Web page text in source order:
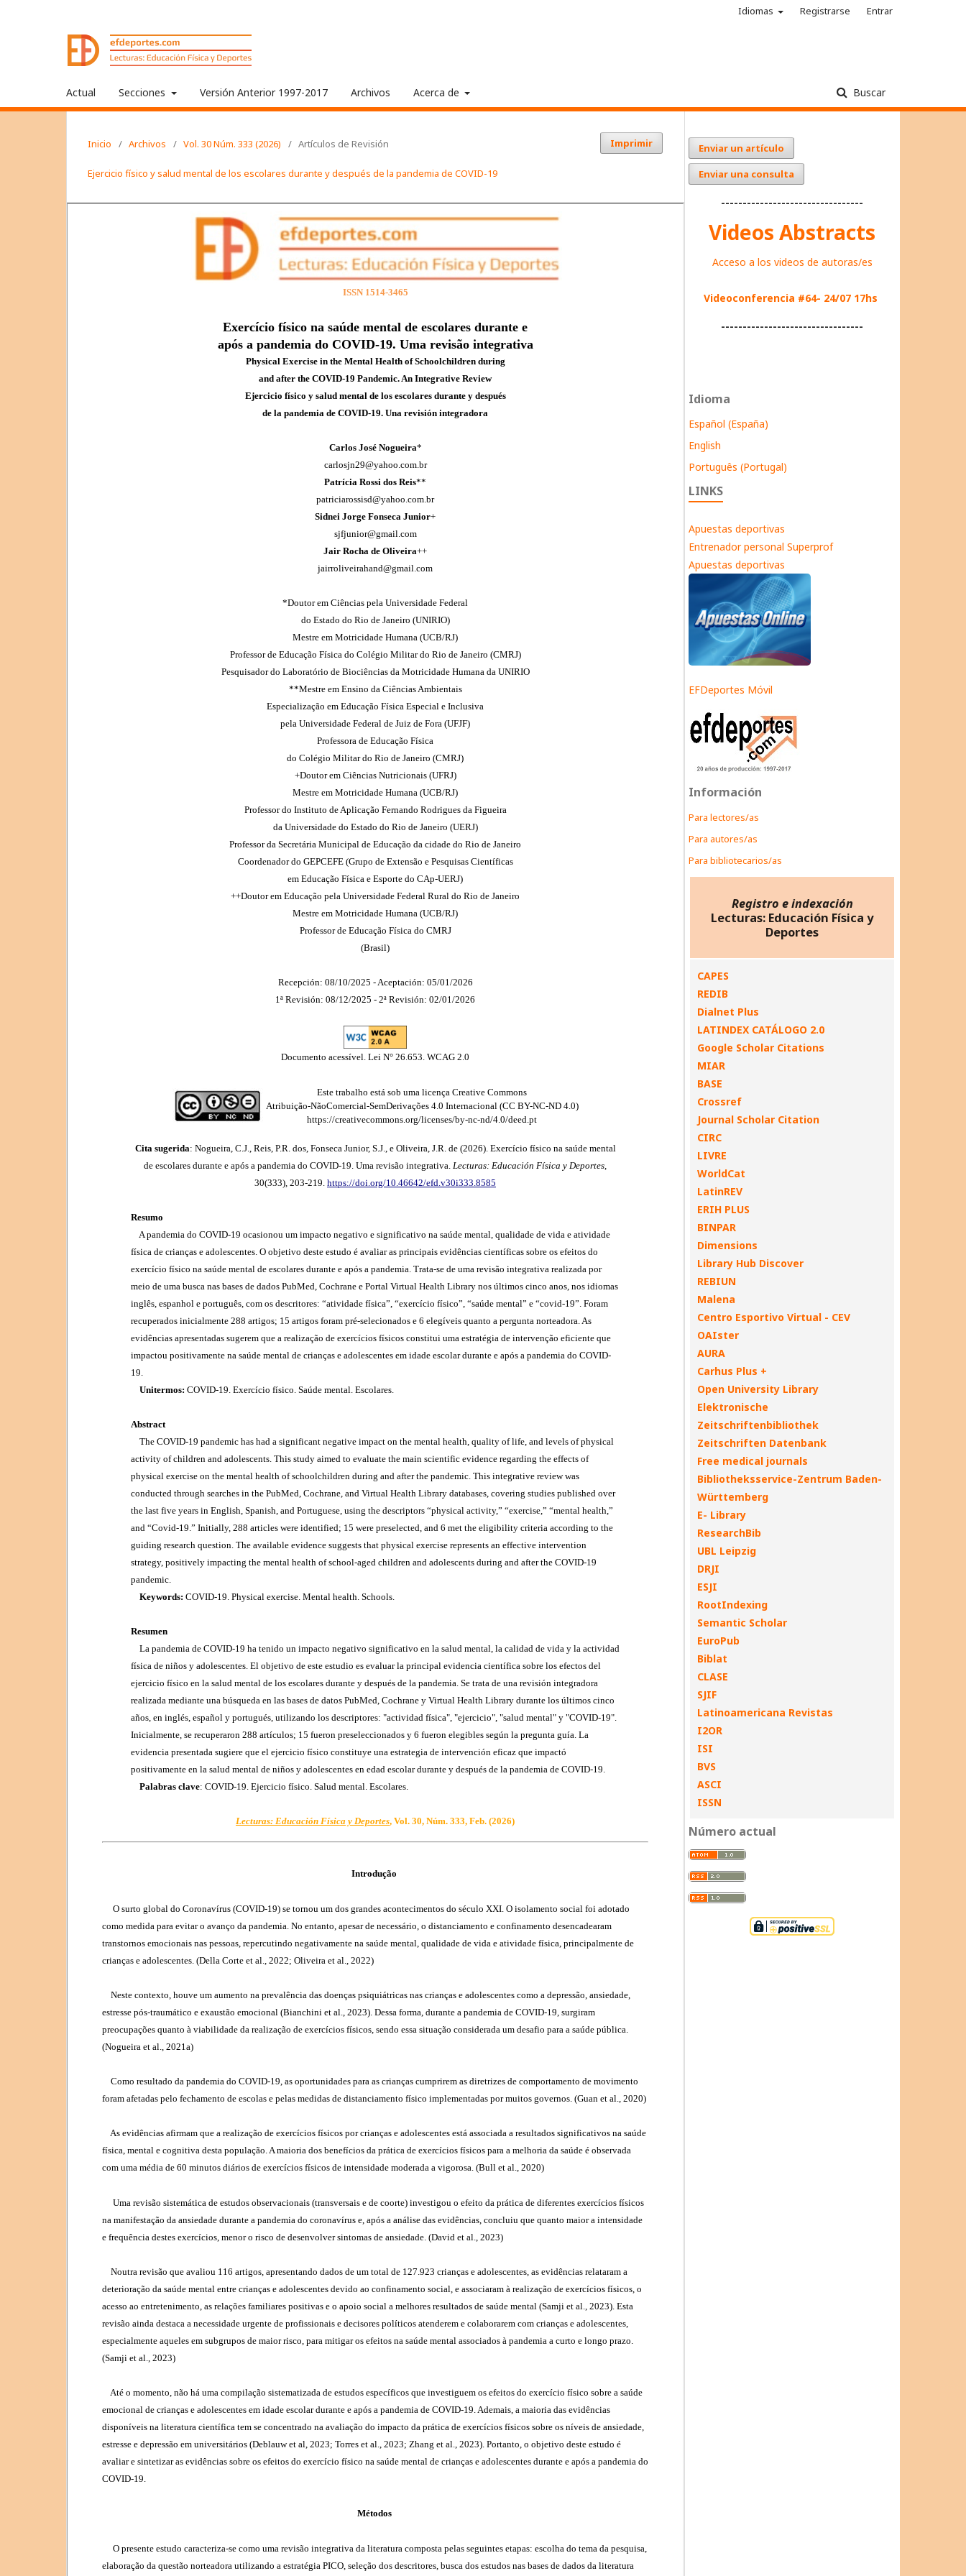
Actual Secciones Versión Anterior 1997-2017 Archivos Acerca de Buscar
Idiomas Registrarse Entrar
Inicio / Archivos / Vol. 30 Núm. 333 (2026) / Artículos de Revisión Imprimir
Ejercicio físico y salud mental de los escolares durante y después de la pandemia de COVID-19
Enviar un artículo
Enviar una consulta
---------------------------------
Videos Abstracts
Acceso a los videos de autoras/es
Videoconferencia #64- 24/07 17hs
---------------------------------
Idioma
Español (España)
English
Português (Portugal)
LINKS
Apuestas deportivas
Entrenador personal Superprof
Apuestas deportivas
EFDeportes Móvil
Información
Para lectores/as
Para autores/as
Para bibliotecarios/as
Registro e indexación
Lecturas: Educación Física y
Deportes
CAPES
REDIB
Dialnet Plus
LATINDEX CATÁLOGO 2.0
Google Scholar Citations
MIAR
BASE
Crossref
Journal Scholar Citation
CIRC
LIVRE
WorldCat
LatinREV
ERIH PLUS
BINPAR
Dimensions
Library Hub Discover
REBIUN
Malena
Centro Esportivo Virtual - CEV
OAIster
AURA
Carhus Plus +
Open University Library
Elektronische
Zeitschriftenbibliothek
Zeitschriften Datenbank
Free medical journals
Bibliotheksservice-Zentrum Baden-
Württemberg
E- Library
ResearchBib
UBL Leipzig
DRJI
ESJI
RootIndexing
Semantic Scholar
EuroPub
Biblat
CLASE
SJIF
Latinoamericana Revistas
I2OR
ISI
BVS
ASCI
ISSN
Número actual